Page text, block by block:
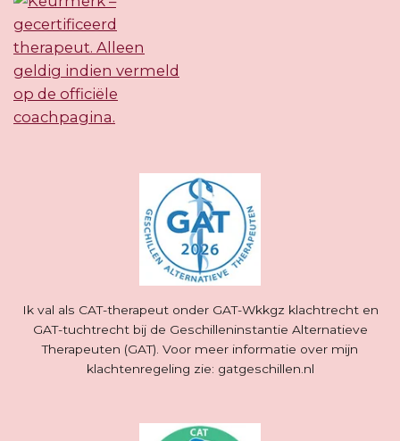
Ik val als CAT-therapeut onder GAT-Wkkgz klachtrecht en
GAT-tuchtrecht bij de Geschilleninstantie Alternatieve
Therapeuten (GAT). Voor meer informatie over mijn
klachtenregeling zie: gatgeschillen.nl